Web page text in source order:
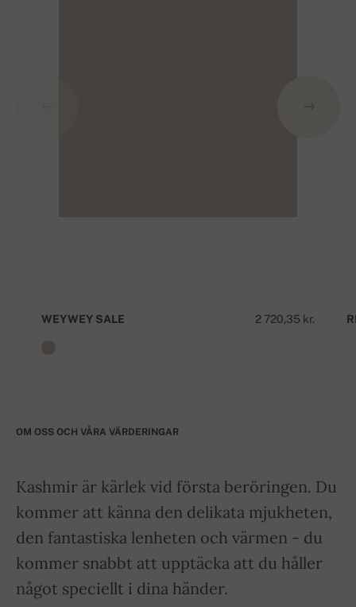
2 720,35 kr.
WEYWEY SALE
OM OSS OCH VÅRA VÄRDERINGAR
Kashmir är kärlek vid första beröringen. Du
kommer att känna den delikata mjukheten,
den fantastiska lenheten och värmen - du
kommer snabbt att upptäcka att du håller
något speciellt i dina händer.